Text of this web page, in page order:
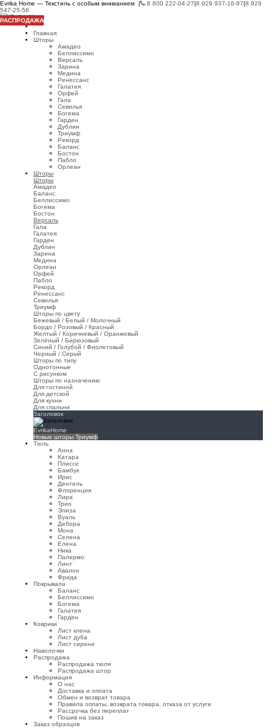
Evrika Home — Текстиль с особым вниманием | 8 800 222-04-27|8 929 937-16-97|8 929
547-25-56
Главная
Шторы
Амадео
Беллиссимо
Версаль
Зарина
Медина
Ренессанс
Галатея
Орфей
Гала
Севилья
Богема
Гарден
Дублин
Триумф
Рекорд
Баланс
Бостон
Пабло
Орлеан
Шторы
Шторы
Амадео
Баланс
Беллиссимо
Богема
Бостон
Версаль
Гала
Галатея
Гарден
Дублин
Зарина
Медина
Орлеан
Орфей
Пабло
Рекорд
Ренессанс
Севилья
Триумф
Шторы по цвету
Бежевый / Белый / Молочный
Бордо / Розовый / Красный
Желтый / Коричневый / Оранжевый
Зелёный / Бирюзовый
Синий / Голубой / Фиолетовый
Черный / Серый
Шторы по типу
Однотонные
С рисунком
Шторы по назначению
Для гостиной
Для детской
Для кухни
Для спальни
Заголовок
EvrikaHome
Новые шторы Триумф
Тюль
Анна
Катара
Плиссе
Бамбук
Ирис
Дентель
Флоренция
Лира
Трио
Элиза
Вуаль
Дебора
Мона
Селена
Елена
Ника
Палермо
Линт
Авалон
Фрида
Покрывала
Баланс
Беллиссимо
Богема
Галатея
Гарден
Коврики
Лист клена
Лист дуба
Лист сирени
Наволочки
Распродажа
Распродажа тюля
Распродажа штор
Информация
О нас
Доставка и оплата
Обмен и возврат товара
Правила оплаты, возврата товара, отказа от услуги
Рассрочка без переплат
Пошив на заказ
Заказ образцов
РАСПРОДАЖА